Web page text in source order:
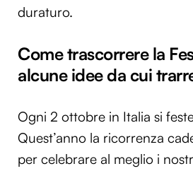
duraturo.
Come trascorrere la
alcune idee da cui
Ogni 2 ottobre in Italia si
Quest’anno la ricorrenza
per celebrare al meglio i